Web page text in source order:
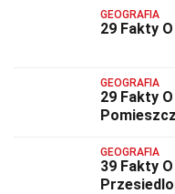
GEOGRAFIA
29 Fakty
GEOGRAFIA
29 Fakty
GEOGRAFIA
39 Fakty